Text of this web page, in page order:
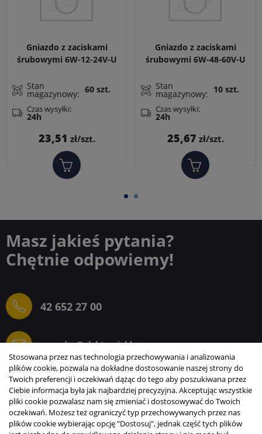
Gniazdo z zaciskami
śrubowymi 6W-12-24V-U
RM699BV i RSR30, montaż
DIN
Stan
magazynowy: 60 szt.
Czas wysyłki:
24h
Cena
23,51 zł/szt.
Gniazdo z zaciskami
śrubowymi 6W-48-60V-U
RM699BV i RSR30, montaż
DIN
Stan
magazynowy: 10 szt.
Czas wysyłki:
24h
Cena
25,67 zł/szt.
Masz jakieś pytania?
Chętnie odpowiemy!
42 652 27 00
sprzedaz@elektrogielda.com
ELEKTROGIEŁDA SZ.ŻACZKIEWICZ; M.KARLIŃSKI
SP.J.
INFORMACJE
Stosowana przez nas technologia przechowywania i analizowania
plików cookie, pozwala na dokładne dostosowanie naszej strony do
Twoich preferencji i oczekiwań dążąc do tego aby poszukiwana przez
Ciebie informacja była jak najbardziej precyzyjna. Akceptując wszystkie
pliki cookie pozwalasz nam się zmieniać i dostosowywać do Twoich
oczekiwań. Możesz też ograniczyć typ przechowywanych przez nas
plików cookie wybierając opcję "Dostosuj", jednak część tych plików